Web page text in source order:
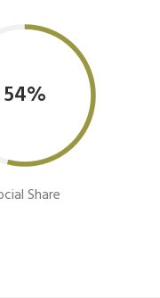
54%
Share